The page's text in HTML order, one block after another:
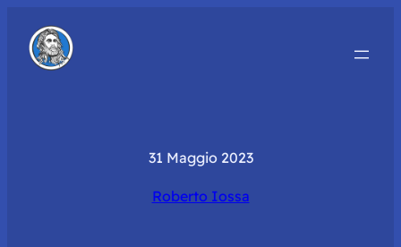
31 Maggio 2023
Roberto Iossa